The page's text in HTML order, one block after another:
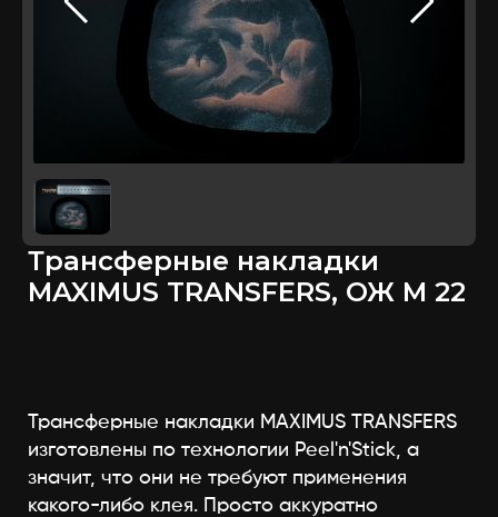
Трансферные накладки
MAXIMUS TRANSFERS, ОЖ М 22
Трансферные накладки MAXIMUS TRANSFERS
изготовлены по технологии Peel'n'Stick, а
значит, что они не требуют применения
какого-либо клея. Просто аккуратно